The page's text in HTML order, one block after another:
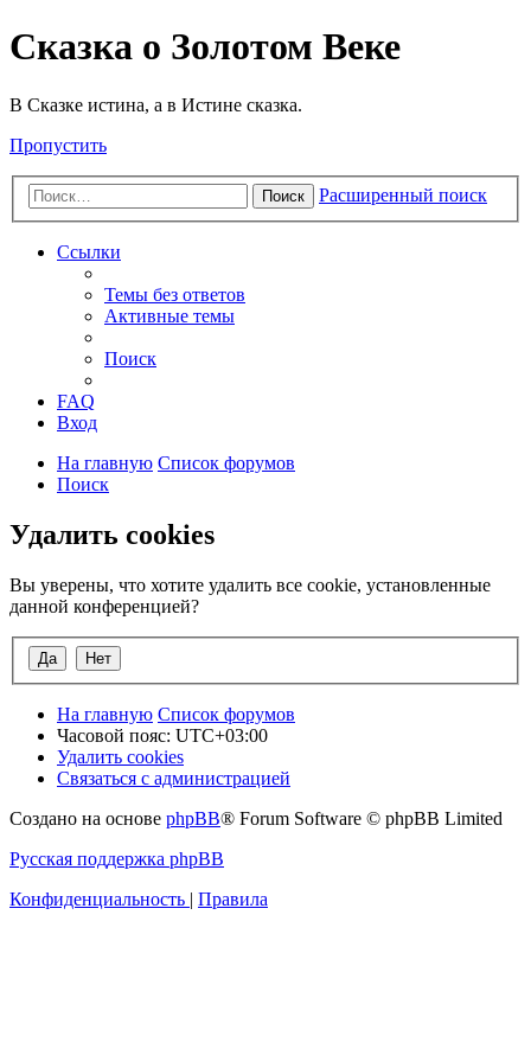
Сказка о Золотом Веке
В Сказке истина, а в Истине сказка.
Пропустить
Поиск Расширенный поиск
Ссылки
Темы без ответов
Активные темы
Поиск
FAQ
Вход
На главную Список форумов
Поиск
Удалить cookies
Вы уверены, что хотите удалить все cookie, установленные
данной конференцией?
На главную Список форумов
Часовой пояс: UTC+03:00
Удалить cookies
Связаться с администрацией
Создано на основе phpBB® Forum Software © phpBB Limited
Русская поддержка phpBB
Конфиденциальность | Правила